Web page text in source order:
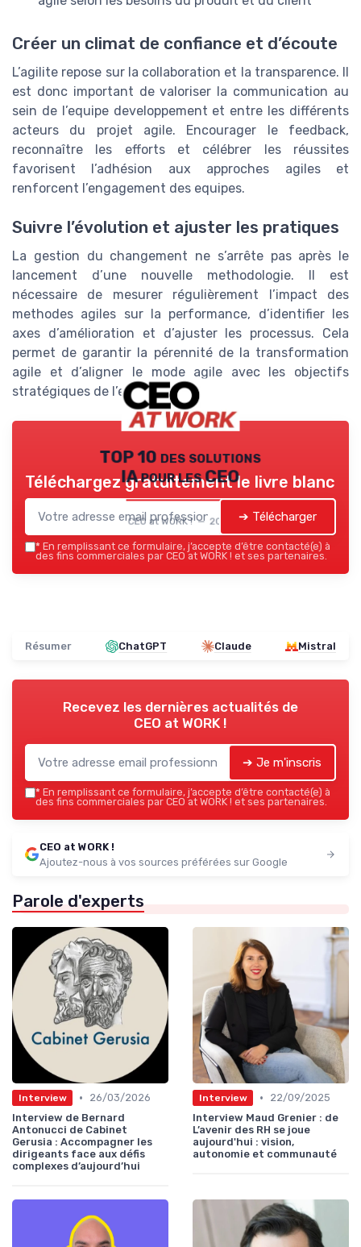
Créer un climat de confiance et d’écoute
L’agilite repose sur la collaboration et la transparence. Il
est donc important de valoriser la communication au
sein de l’equipe developpement et entre les différents
acteurs du projet agile. Encourager le feedback,
reconnaître les efforts et célébrer les réussites
favorisent l’adhésion aux approches agiles et
renforcent l’engagement des equipes.
Suivre l’évolution et ajuster les pratiques
La gestion du changement ne s’arrête pas après le
lancement d’une nouvelle methodologie. Il est
nécessaire de mesurer régulièrement l’impact des
methodes agiles sur la performance, d’identifier les
axes d’amélioration et d’ajuster les processus. Cela
permet de garantir la pérennité de la transformation
agile et d’aligner le mode agile avec les objectifs
stratégiques de l’entreprise.
TOP 10 des solutions
IA pour les CEO
CEO at WORK ! — 2026
Téléchargez gratuitement le livre blanc
➔ Télécharger
* En remplissant ce formulaire, j’accepte d’être contacté(e) à
des fins commerciales par CEO at WORK ! et ses partenaires.
Résumer ChatGPT Claude Mistral
Recevez les dernières actualités de
CEO at WORK !
➔ Je m'inscris
* En remplissant ce formulaire, j’accepte d’être contacté(e) à
des fins commerciales par CEO at WORK ! et ses partenaires.
CEO at WORK !
Ajoutez-nous à vos sources préférées sur Google
Parole d'experts
Interview •
26/03/2026
Interview de Bernard
Antonucci de Cabinet
Gerusia : Accompagner les
dirigeants face aux défis
complexes d’aujourd’hui
Interview •
22/09/2025
Interview Maud Grenier : de
L’avenir des RH se joue
aujourd'hui : vision,
autonomie et communauté